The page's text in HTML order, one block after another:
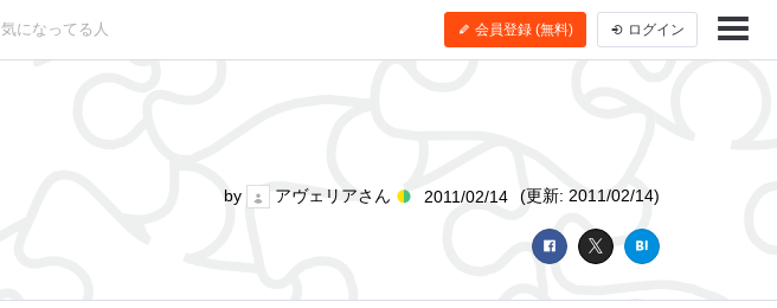
気になってる人 会員登録 (無料) ログイン
by アヴェリアさん 2011/02/14 (更新: 2011/02/14)